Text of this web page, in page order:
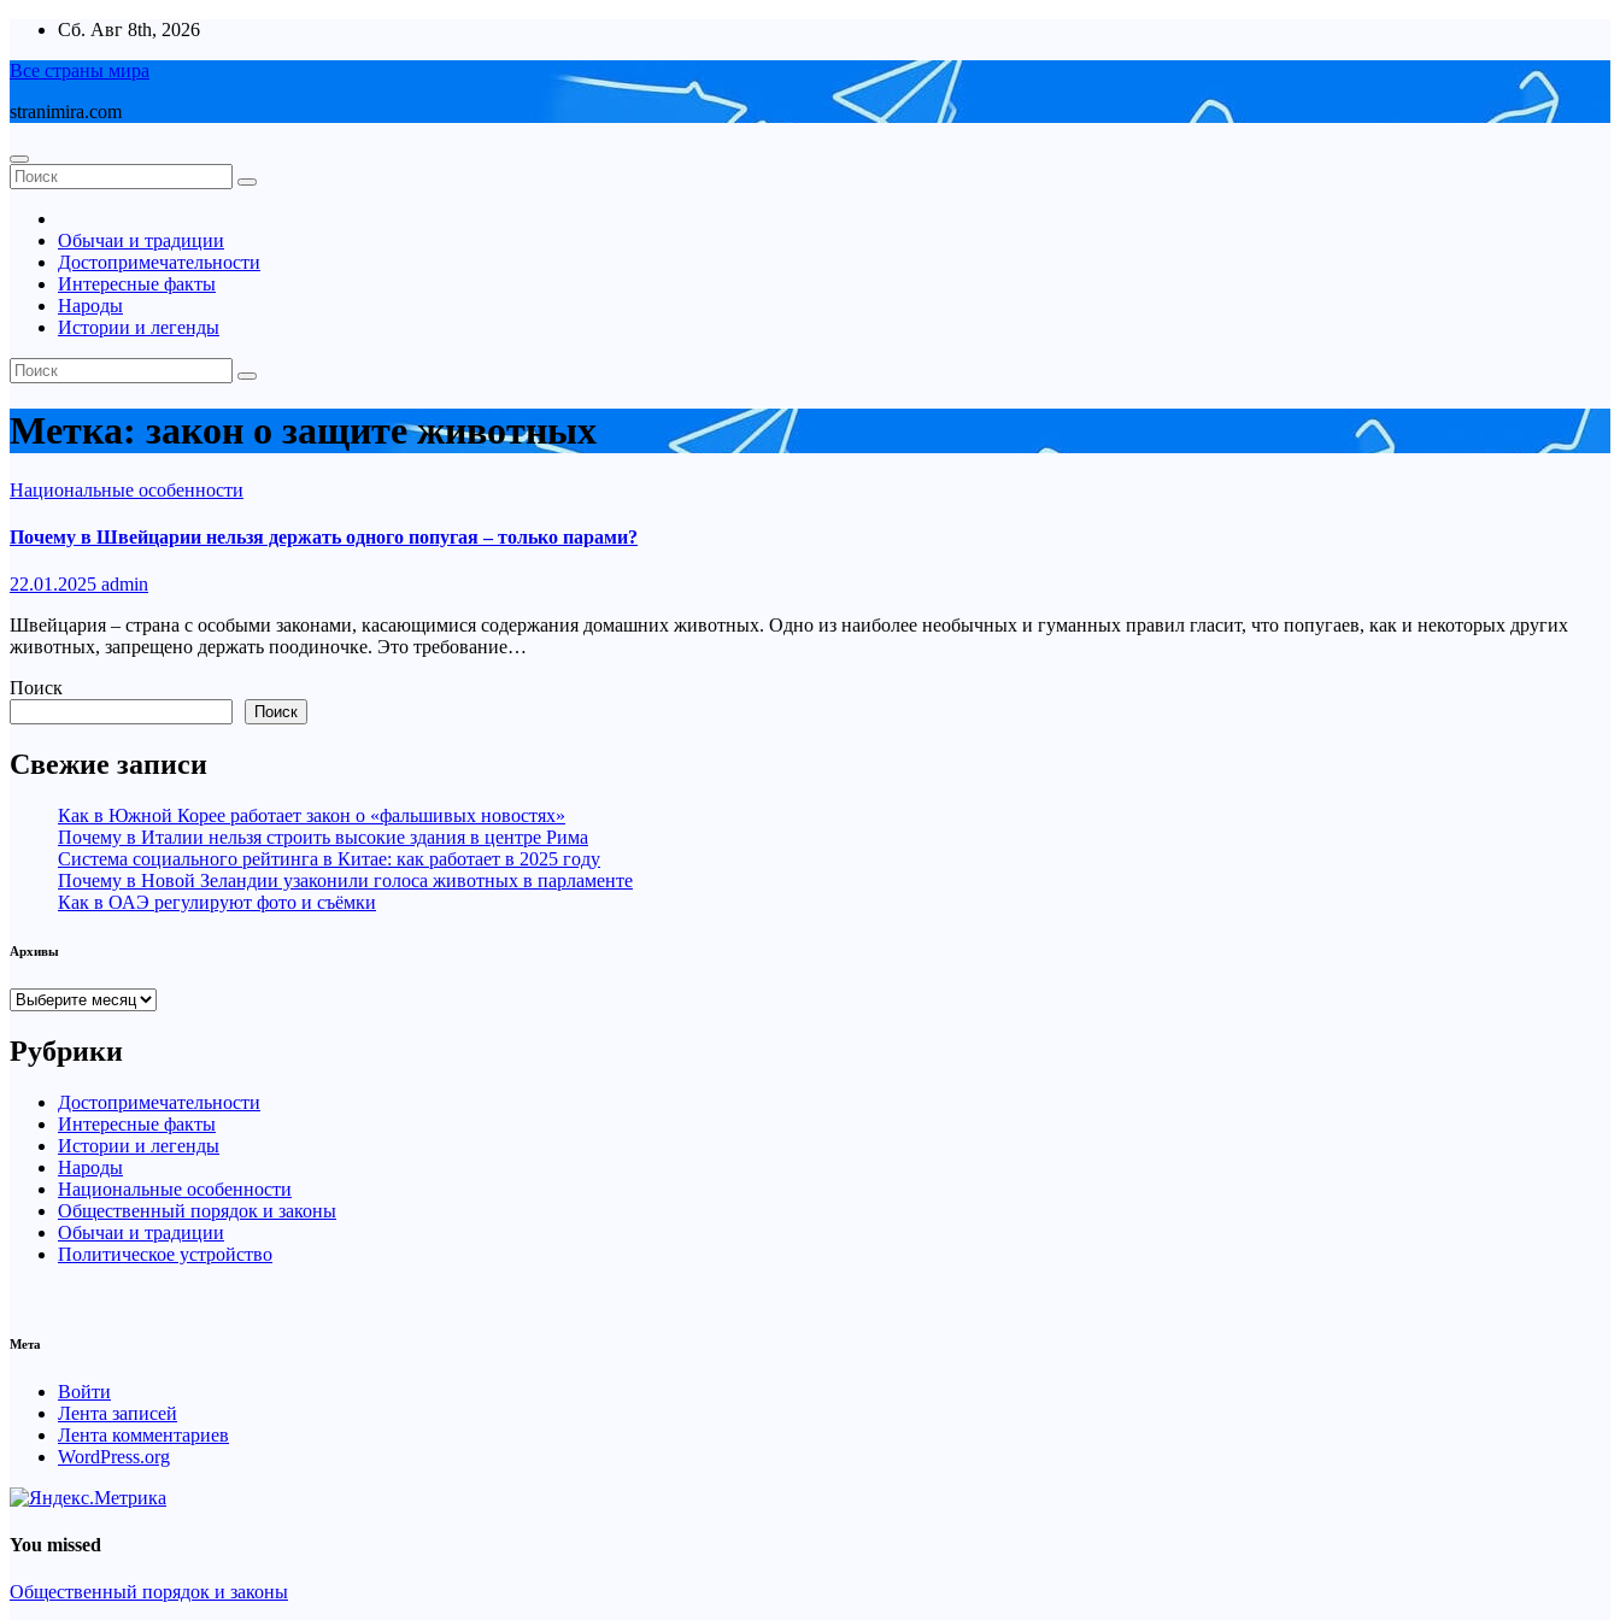
Перейти
содержимому
Сб. Авг 8th, 2026
Все страны мира
stranimira.com
Обычаи и традиции
Достопримечательности
Интересные факты
Народы
Истории и легенды
Метка: закон о защите животных
Национальные особенности
Почему в Швейцарии нельзя держать одного попугая – только парами?
22.01.2025 admin
Швейцария – страна с особыми законами, касающимися содержания домашних животных. Одно из наиболее необычных и гуманных правил гласит, что попугаев, как и некоторых других
животных, запрещено держать поодиночке. Это требование…
Поиск
Поиск
Свежие записи
Как в Южной Корее работает закон о «фальшивых новостях»
Почему в Италии нельзя строить высокие здания в центре Рима
Система социального рейтинга в Китае: как работает в 2025 году
Почему в Новой Зеландии узаконили голоса животных в парламенте
Как в ОАЭ регулируют фото и съёмки
Архивы
Архивы
Рубрики
Достопримечательности
Интересные факты
Истории и легенды
Народы
Национальные особенности
Общественный порядок и законы
Обычаи и традиции
Политическое устройство
Мета
Войти
Лента записей
Лента комментариев
WordPress.org
You missed
Общественный порядок и законы